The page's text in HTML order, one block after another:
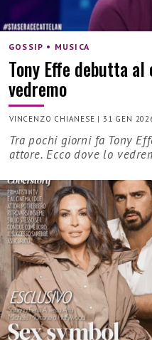
GOSSIP • MUSICA
Tony Effe debutta al
vedremo
VINCENZO CHIANESE |31 GEN
Tra pochi giorni fa Tony
attore. Ecco dove lo